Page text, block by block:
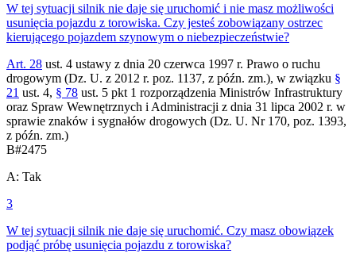
W tej sytuacji silnik nie daje się uruchomić i nie masz możliwości
usunięcia pojazdu z torowiska. Czy jesteś zobowiązany ostrzec
kierującego pojazdem szynowym o niebezpieczeństwie?
Art. 28 ust. 4 ustawy z dnia 20 czerwca 1997 r. Prawo o ruchu
drogowym (Dz. U. z 2012 r. poz. 1137, z późn. zm.), w związku §
21 ust. 4, § 78 ust. 5 pkt 1 rozporządzenia Ministrów Infrastruktury
oraz Spraw Wewnętrznych i Administracji z dnia 31 lipca 2002 r. w
sprawie znaków i sygnałów drogowych (Dz. U. Nr 170, poz. 1393,
z późn. zm.)
B#2475
A: Tak
3
W tej sytuacji silnik nie daje się uruchomić. Czy masz obowiązek
podjąć próbę usunięcia pojazdu z torowiska?